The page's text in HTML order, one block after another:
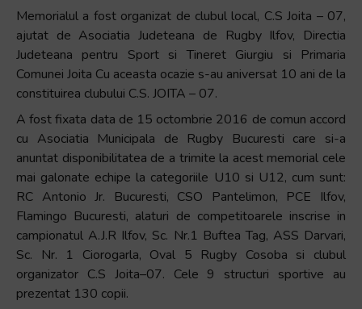
Memorialul a fost organizat de clubul local, C.S Joita – 07,
ajutat de Asociatia Judeteana de Rugby Ilfov, Directia
Judeteana pentru Sport si Tineret Giurgiu si Primaria
Comunei Joita Cu aceasta ocazie s-au aniversat 10 ani de la
constituirea clubului C.S. JOITA – 07.
A fost fixata data de 15 octombrie 2016 de comun accord
cu Asociatia Municipala de Rugby Bucuresti care si-a
anuntat disponibilitatea de a trimite la acest memorial cele
mai galonate echipe la categoriile U10 si U12, cum sunt:
RC Antonio Jr. Bucuresti, CSO Pantelimon, PCE Ilfov,
Flamingo Bucuresti, alaturi de competitoarele inscrise in
campionatul A.J.R Ilfov, Sc. Nr.1 Buftea Tag, ASS Darvari,
Sc. Nr. 1 Ciorogarla, Oval 5 Rugby Cosoba si clubul
organizator C.S Joita–07. Cele 9 structuri sportive au
prezentat 130 copii.